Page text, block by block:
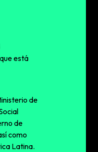
está
de
de
como
Latina.